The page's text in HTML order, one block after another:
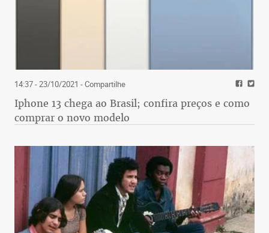
14:37 - 23/10/2021 - Compartilhe
Iphone 13 chega ao Brasil; confira preços e como
comprar o novo modelo